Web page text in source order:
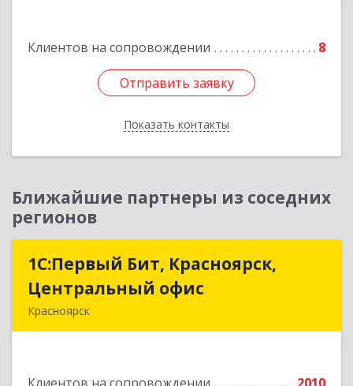
Клиентов на сопровождении 8
Отправить заявку
Показать контакты
Отправить заявку
Назад
Ближайшие партнеры из соседних
регионов
1С:Первый Бит, Красноярск,
Центральный офис
Красноярск
1С:Первый Бит, Красноярск,
Центральный офис